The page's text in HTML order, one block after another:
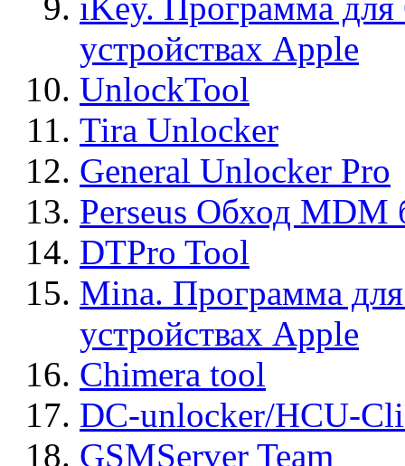
устройствах Apple
UnlockTool
Tira Unlocker
General Unlocker Pro
Perseus Обход MDM
DTPro Tool
Mina. Программа
устройствах Apple
Chimera tool
DC-unlocker/HCU-
GSMServer Team